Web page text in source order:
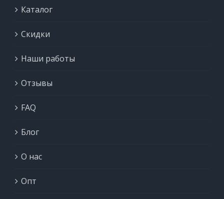
Каталог
Скидки
Наши работы
Отзывы
FAQ
Блог
О нас
Опт